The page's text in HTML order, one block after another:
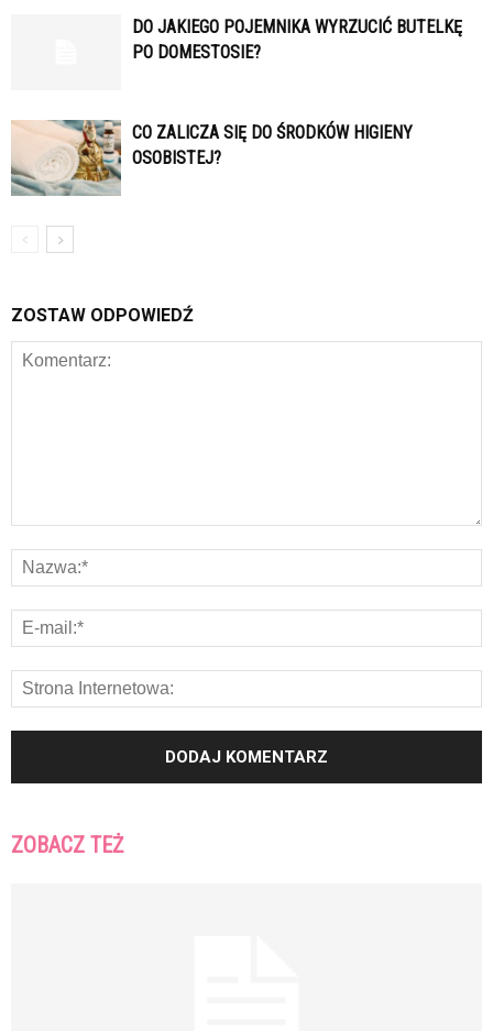
DO JAKIEGO POJEMNIKA WYRZUCIĆ BUTELKĘ
PO DOMESTOSIE?
CO ZALICZA SIĘ DO ŚRODKÓW HIGIENY
OSOBISTEJ?
ZOSTAW ODPOWIEDŹ
ZOBACZ TEŻ